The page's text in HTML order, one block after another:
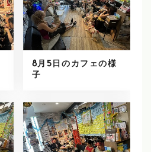
8月5日のカフェの様
子